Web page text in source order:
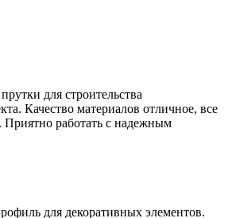
для строительства
Качество материалов отличное, все
Приятно работать с надежным
для декоративных элементов.